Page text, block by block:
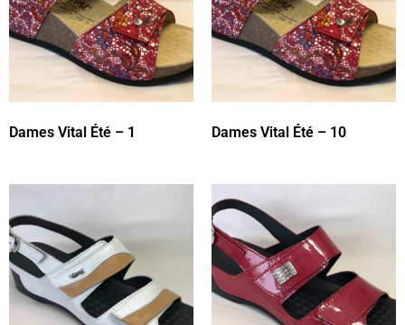
Dames Vital Été – 1 Dames Vital Été – 10